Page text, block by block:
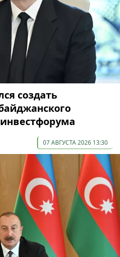
создать
07 АВГУСТА 2026 13:30